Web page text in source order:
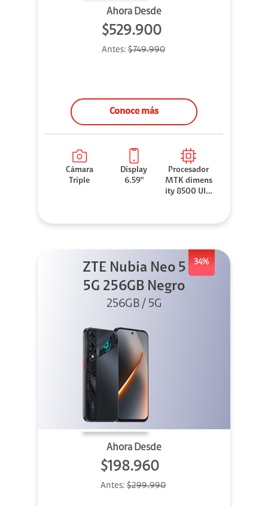
Ahora Desde
$529.900
Antes:$749.990
Conoce más
Cámara
Triple
Display
6.59"
Procesador
MTK dimens
ity 8500 Ultr
34%
ZTE Nubia Neo 5
5G 256GB Negro
256GB / 5G
Ahora Desde
$198.960
Antes: $299.990